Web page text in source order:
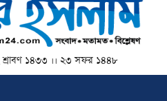
১৪৩৩ ।। ২৩ সফর ১৪৪৮